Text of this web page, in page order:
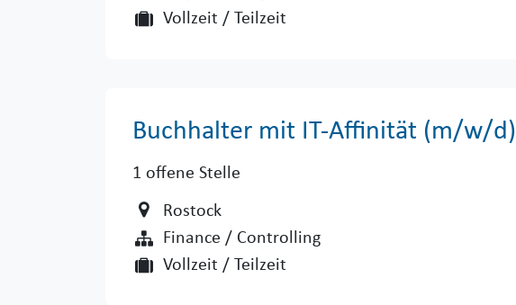
Vollzeit / Teilzeit
Buchhalter mit IT-Affinität (m/w/d) ​
1 offene Stelle
Rostock
Finance / Controlling
Vollzeit / Teilzeit